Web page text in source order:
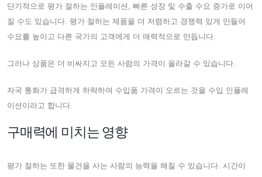
단기적으로 평가 절하는 인플레이션, 빠른 성장 및 수출 수요 증가로 이어
질 수도 있습니다. 평가 절하는 제품을 더 저렴하고 경쟁력 있게 만들어
수요를 높이고 다른 국가의 고객에게 더 매력적으로 만듭니다.
그러나 상품은 더 비싸지고 모든 사람의 가격이 올라갈 수 있습니다.
자국 통화가 급격하게 하락하여 수입품 가격이 오르는 것을 수입 인플레
이션이라고 합니다.
구매력에 미치는 영향
평가 절하는 또한 물건을 사는 사람의 능력을 해칠 수 있습니다. 시간이